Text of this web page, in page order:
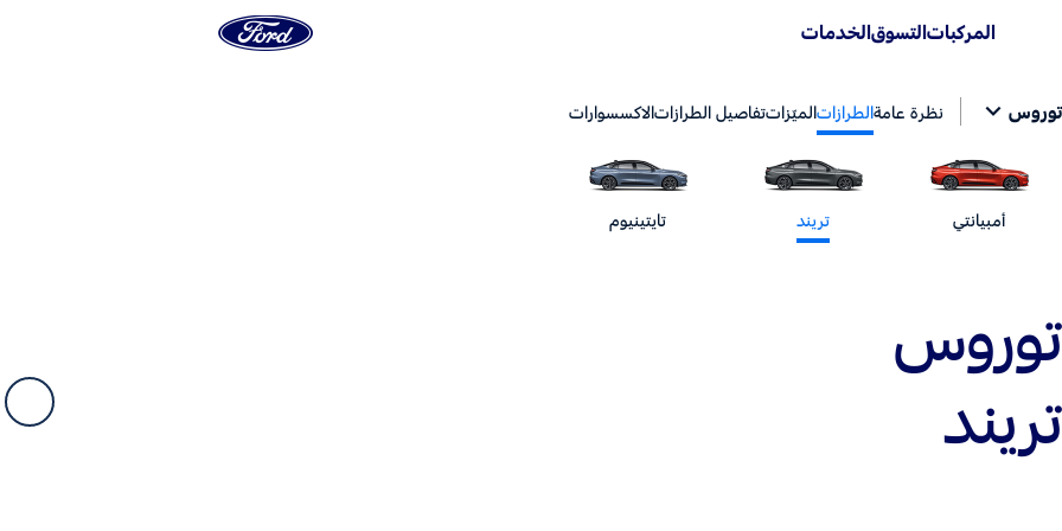
المركباتالتسوقالخدمات
توروس نظرة عامةالطرازاتالميّزاتتفاصيل الطرازاتالاكسسوارات
أمبيانتي تريند تايتينيوم
توروس
تريند